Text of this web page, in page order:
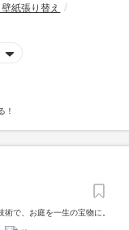
紙張り替え
！
で、お庭を一生の宝物に。